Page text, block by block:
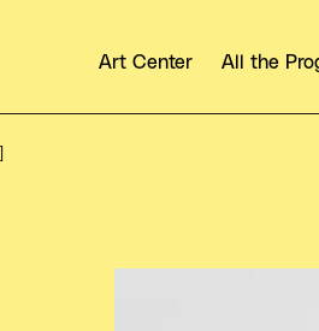
Art Center All the